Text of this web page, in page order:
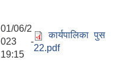
01/06/2
023 -
19:15
कार्यपालिका पुस
22.pdf